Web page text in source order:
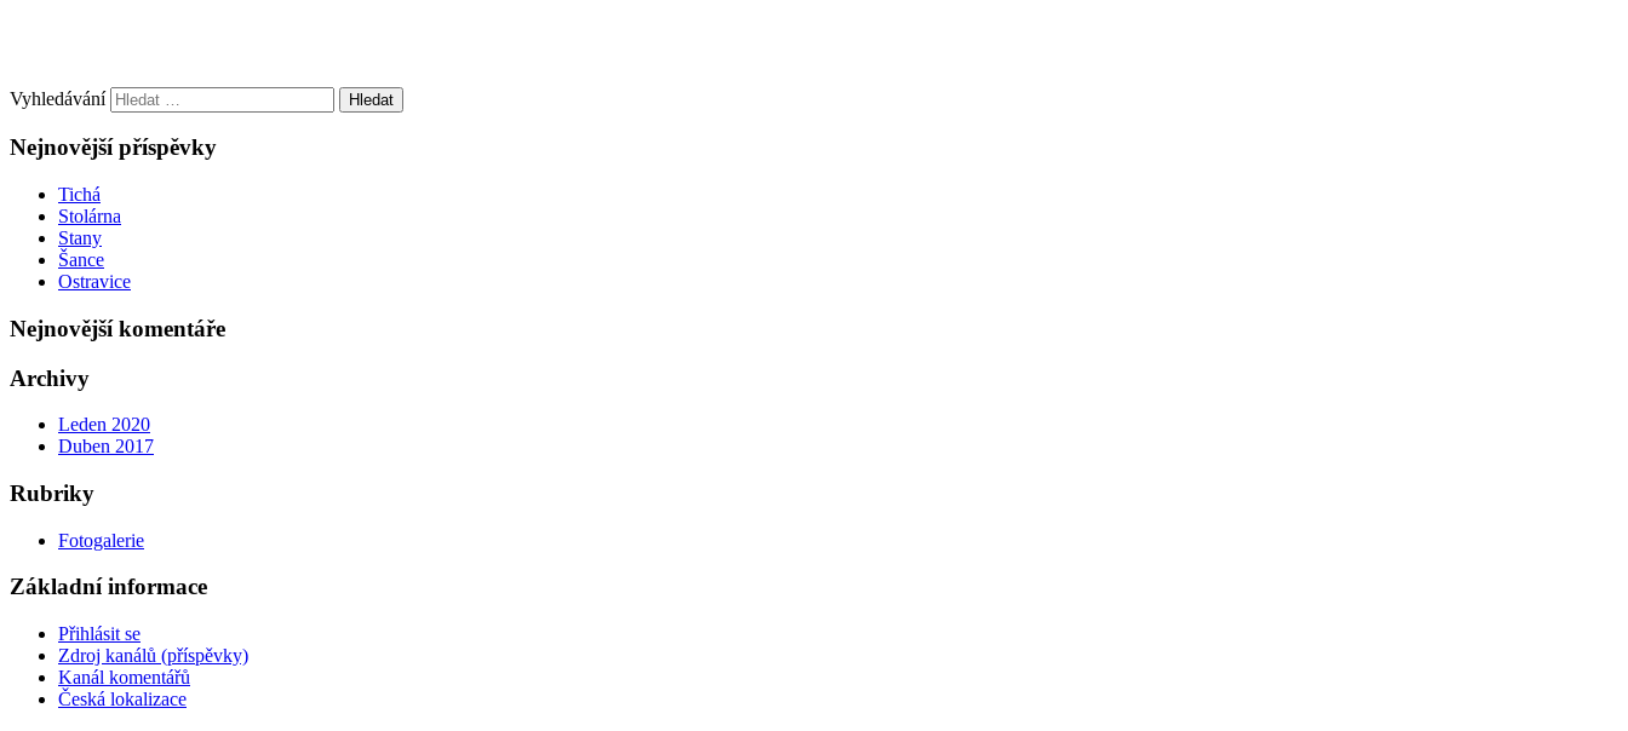
Vyhledávání
Nejnovější příspěvky
Tichá
Stolárna
Stany
Šance
Ostravice
Nejnovější komentáře
Archivy
Leden 2020
Duben 2017
Rubriky
Fotogalerie
Základní informace
Přihlásit se
Zdroj kanálů (příspěvky)
Kanál komentářů
Česká lokalizace